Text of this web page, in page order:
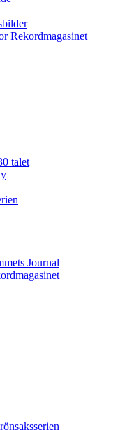
Rekordmagasinet
talet
Journal